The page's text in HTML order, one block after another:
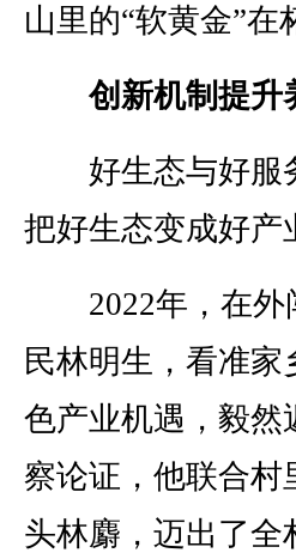
山里的“软黄金”
创新机制提升
好生态与好服
把好生态变成好产
2022年，在外
民林明生，看准
色产业机遇，毅然
察论证，他联合村
头林麝，迈出了全